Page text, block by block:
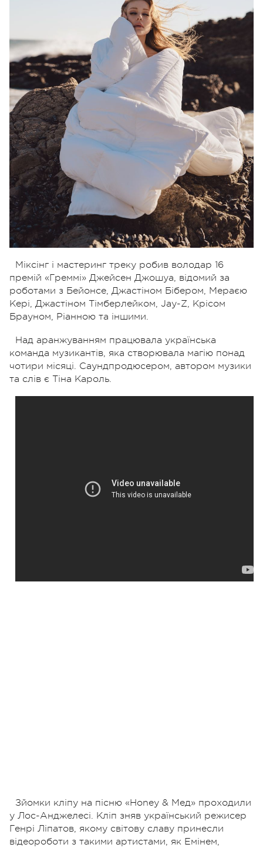
Міксінг і мастеринг треку робив володар 16
премій «Греммі» Джейсен Джошуа, відомий за
роботами з Бейонсе, Джастіном Бібером, Мераєю
Кері, Джастіном Тімберлейком, Jay-Z, Крісом
Брауном, Ріанною та іншими.
Над аранжуванням працювала українська
команда музикантів, яка створювала магію понад
чотири місяці. Саундпродюсером, автором музики
та слів є Тіна Кароль.
Зйомки кліпу на пісню «Honey & Мед» проходили
у Лос-Анджелесі. Кліп зняв український режисер
Генрі Ліпатов, якому світову славу принесли
відеороботи з такими артистами, як Емінем,